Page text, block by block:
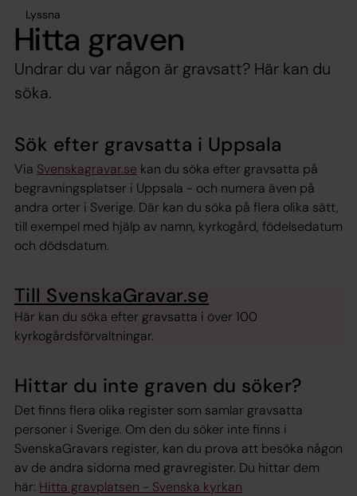
Lyssna
Hitta graven
Undrar du var någon är gravsatt? Här kan du
söka.
Sök efter gravsatta i Uppsala
Via Svenskagravar.se kan du söka efter gravsatta på
begravningsplatser i Uppsala - och numera även på
andra orter i Sverige. Där kan du söka på flera olika sätt,
till exempel med hjälp av namn, kyrkogård, födelsedatum
och dödsdatum.
Till SvenskaGravar.se
Här kan du söka efter gravsatta i över 100
kyrkogårdsförvaltningar.
Hittar du inte graven du söker?
Det finns flera olika register som samlar gravsatta
personer i Sverige. Om den du söker inte finns i
SvenskaGravars register, kan du prova att besöka någon
av de andra sidorna med gravregister. Du hittar dem
här: Hitta gravplatsen - Svenska kyrkan